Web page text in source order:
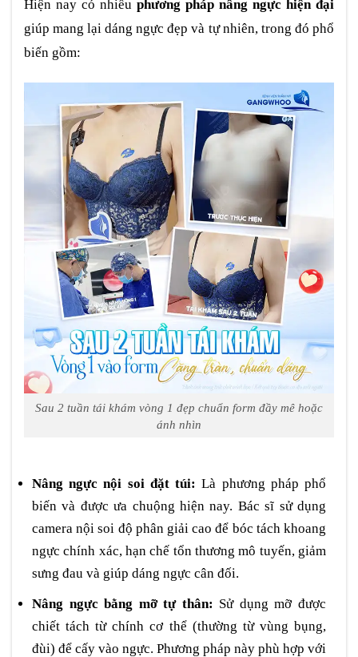
Hiện nay có nhiều phương pháp nâng ngực hiện đại
giúp mang lại dáng ngực đẹp và tự nhiên, trong đó phổ
biến gồm:
Sau 2 tuần tái khám vòng 1 đẹp chuẩn form đầy mê hoặc
ánh nhìn
Nâng ngực nội soi đặt túi: Là phương pháp phổ
biến và được ưa chuộng hiện nay. Bác sĩ sử dụng
camera nội soi độ phân giải cao để bóc tách khoang
ngực chính xác, hạn chế tổn thương mô tuyến, giảm
sưng đau và giúp dáng ngực cân đối.
Nâng ngực bằng mỡ tự thân: Sử dụng mỡ được
chiết tách từ chính cơ thể (thường từ vùng bụng,
đùi) để cấy vào ngực. Phương pháp này phù hợp với